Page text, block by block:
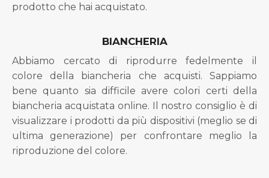
prodotto che hai acquistato.
BIANCHERIA
Abbiamo cercato di riprodurre fedelmente il
colore della biancheria che acquisti. Sappiamo
bene quanto sia difficile avere colori certi della
biancheria acquistata online. Il nostro consiglio è di
visualizzare i prodotti da più dispositivi (meglio se di
ultima generazione) per confrontare meglio la
riproduzione del colore.